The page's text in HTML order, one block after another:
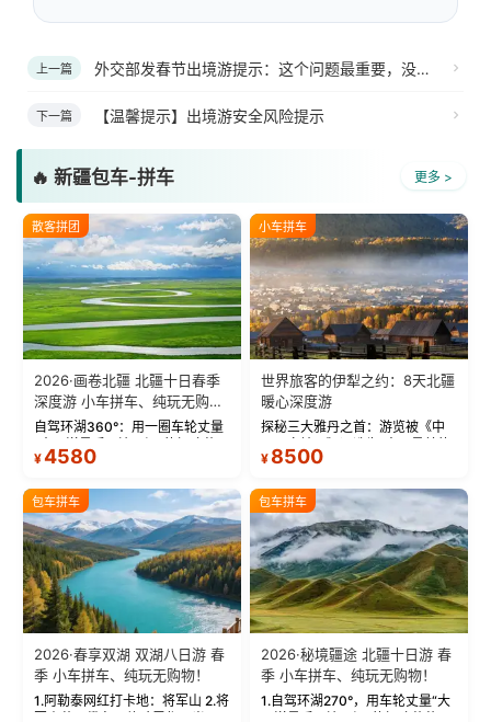
上一篇 外交部发春节出境游提示：这个问题最重要，没有之一
下一篇 【温馨提示】出境游安全风险提示
🔥 新疆包车-拼车 更多 >
散客拼团
2026·画卷北疆 北疆十日春季
深度游 小车拼车、纯玩无购
物！
自驾环湖360°：用一圈车轮丈量
蓝。 赛湖旅拍：甄选多款风格服
绝美瞬间。 赛湖坦克300跟车视
频：专业摄影师...
¥4580
小车拼车
世界旅客的伊犁之约：8天北疆
暖心深度游
探秘三大雅丹之首：游览被《中
三大雅丹”第一名的克拉玛依魔鬼
瓦人最大村落——禾木村，欣赏
晨雾与小木...
¥ 8500
包车拼车
2026·春享双湖 双湖八日游 春
季 小车拼车、纯玩无购物！
1.阿勒泰网红打卡地：将军山 2.将
包车拼车
2026·秘境疆途 北疆十日游 春
季 小车拼车、纯玩无购物！
1.自驾环湖270°，用车轮丈量“大